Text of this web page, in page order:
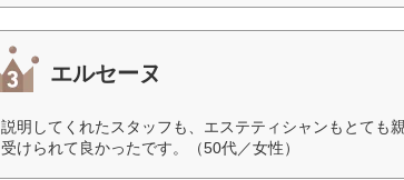
エルセーヌ
説明してくれたスタッフも、エステティシャンもとても
受けられて良かったです。（50代／女性）